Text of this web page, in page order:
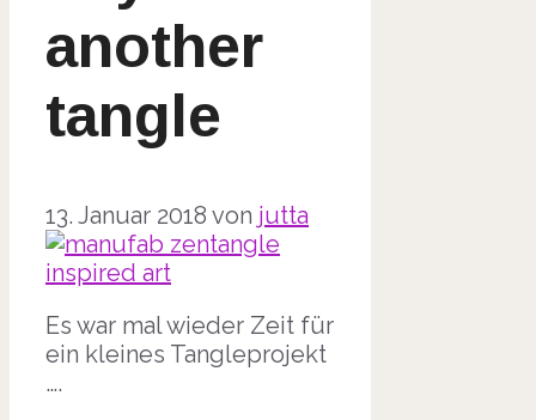
another
tangle
13. Januar 2018 von jutta
Es war mal wieder Zeit für
ein kleines Tangleprojekt
….